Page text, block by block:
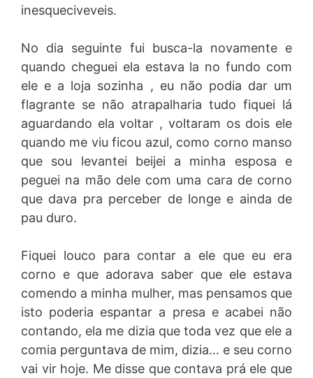
inesqueciveveis.
No dia seguinte fui busca-la novamente e
quando cheguei ela estava la no fundo com
ele e a loja sozinha , eu não podia dar um
flagrante se não atrapalharia tudo fiquei lá
aguardando ela voltar , voltaram os dois ele
quando me viu ficou azul, como corno manso
que sou levantei beijei a minha esposa e
peguei na mão dele com uma cara de corno
que dava pra perceber de longe e ainda de
pau duro.
Fiquei louco para contar a ele que eu era
corno e que adorava saber que ele estava
comendo a minha mulher, mas pensamos que
isto poderia espantar a presa e acabei não
contando, ela me dizia que toda vez que ele a
comia perguntava de mim, dizia… e seu corno
vai vir hoje. Me disse que contava prá ele que